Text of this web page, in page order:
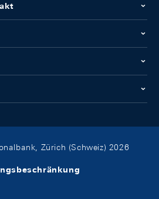
Zürich (Schweiz) 2026